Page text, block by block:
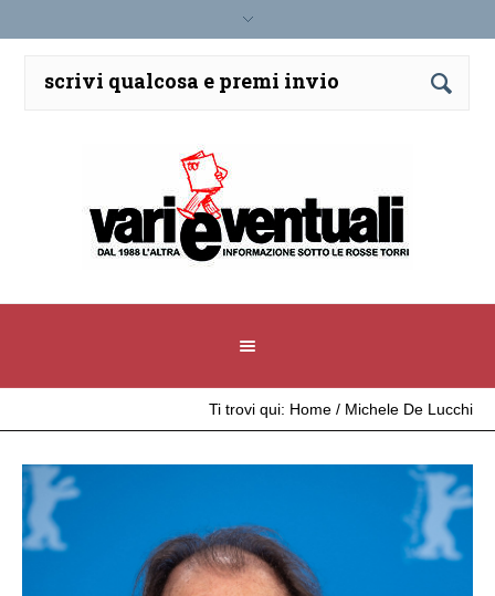
Ti trovi qui: Home / Michele De Lucchi